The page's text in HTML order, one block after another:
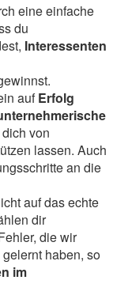
eine einfache
du
Interessenten
aufErfolg
von
lassen. Auch
an die
auf das echte
dir
die wir
haben, so
im